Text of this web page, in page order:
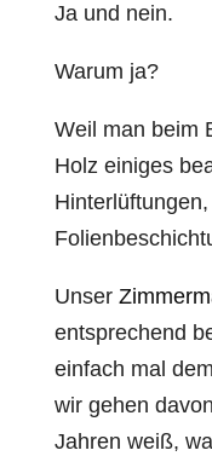
Ja und nein.
Warum ja?
Weil man beim
Holz einiges
Unser
entsprechend
einfach mal
wir gehen
Jahren weiß,